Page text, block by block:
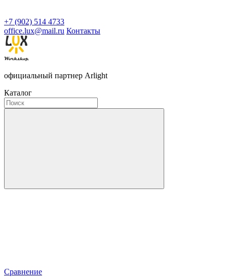
+7 (902) 514 4733
office.lux@mail.ru Контакты
официальный партнер Arlight
Каталог
Сравнение